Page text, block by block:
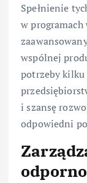
Spełnienie
w
wspólnej
potrzeby kilku
i szansę
odpowiedni